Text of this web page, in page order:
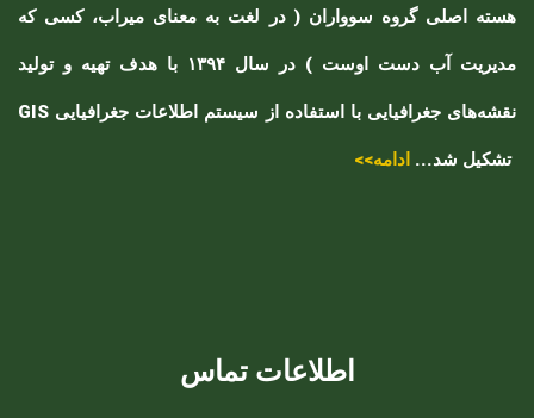
هسته اصلی گروه سوواران ( در لغت به معنای میراب، کسی که
مدیریت آب دست اوست ) در سال ۱۳۹۴ با هدف تهیه و تولید
نقشه‌های جغرافیایی با استفاده از سیستم اطلاعات جغرافیایی GIS
تشکیل شد... ادامه>>
اطلاعات تماس